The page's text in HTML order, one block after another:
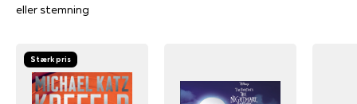
eller stemning
Stærk pris